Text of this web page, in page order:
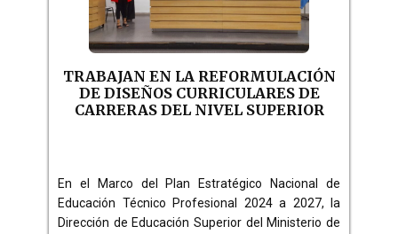
TRABAJAN EN LA REFORMULACIÓN
DE DISEÑOS CURRICULARES DE
CARRERAS DEL NIVEL SUPERIOR
En el Marco del Plan Estratégico Nacional de
Educación Técnico Profesional 2024 a 2027, la
Dirección de Educación Superior del Ministerio de